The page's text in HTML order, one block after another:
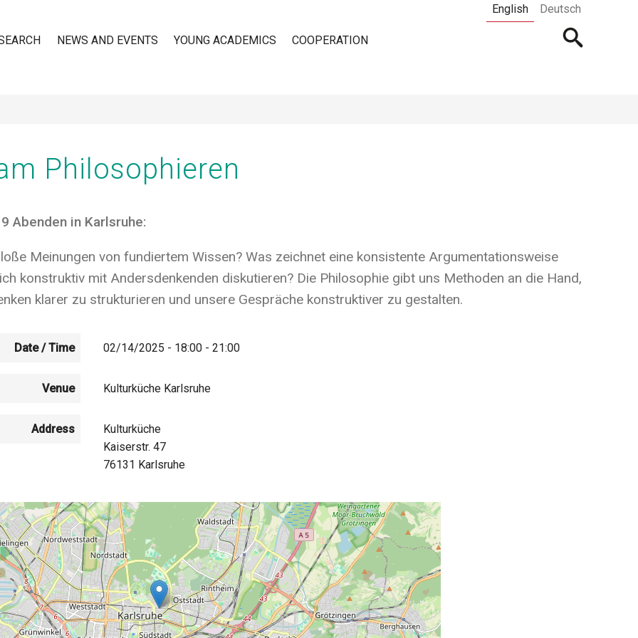
English Deutsch
NEWS AND EVENTS YOUNG ACADEMICS COOPERATION
Open
searchbar
Philosophieren
Abenden in Karlsruhe:
Meinungen von fundiertem Wissen? Was zeichnet eine konsistente Argumentationsweise
konstruktiv mit Andersdenkenden diskutieren? Die Philosophie gibt uns Methoden an die Hand,
klarer zu strukturieren und unsere Gespräche konstruktiver zu gestalten.
Date / Time 02/14/2025 - 18:00 - 21:00
Venue Kulturküche Karlsruhe
Address
Kulturküche
Kaiserstr. 47
76131 Karlsruhe